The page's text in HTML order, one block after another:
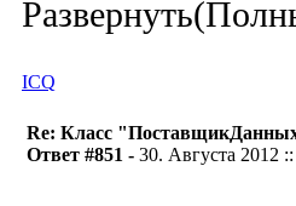
ICQ
Re: Класс
Ответ #851 - 30. Августа 2012